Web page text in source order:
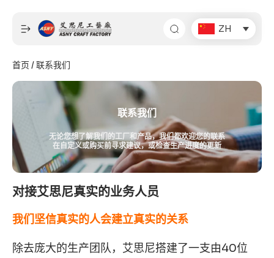
ZH
首页 / 联系我们
联系我们
无论您想了解我们的工厂和产品，我们都欢迎您的联系
在自定义或购买前寻求建议，或检查生产进度的更新
对接艾思尼真实的业务人员
我们坚信真实的人会建立真实的关系
除去庞大的生产团队，艾思尼搭建了一支由40位